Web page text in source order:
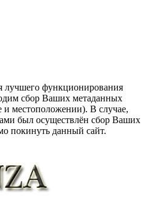
лучшего функционирования
сбор Ваших метаданных
и местоположении). В случае,
был осуществлён сбор Ваших
покинуть данный сайт.